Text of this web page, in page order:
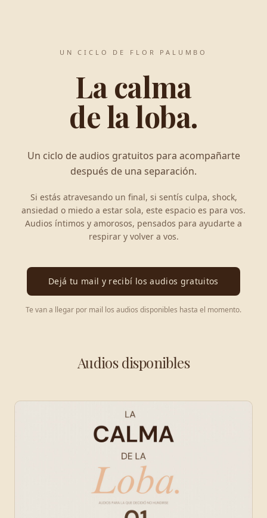
UN CICLO DE FLOR PALUMBO
La calma
de la loba.
Un ciclo de audios gratuitos para acompañarte
después de una separación.
Si estás atravesando un final, si sentís culpa, shock,
ansiedad o miedo a estar sola, este espacio es para vos.
Audios íntimos y amorosos, pensados para ayudarte a
respirar y volver a vos.
Dejá tu mail y recibí los audios gratuitos
Te van a llegar por mail los audios disponibles hasta el momento.
Audios disponibles